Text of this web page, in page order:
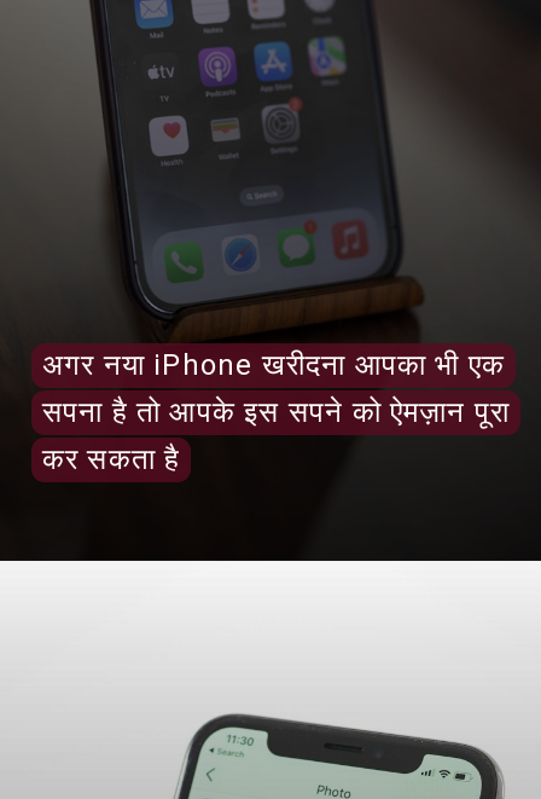
अगर नया iPhone खरीदना आपका भी एक
सपना है तो आपके इस सपने को ऐमज़ान पूरा
कर सकता है
अगर नया iPhone खरीदना आपका भी एक
सपना है तो आपके इस सपने को ऐमज़ान पूरा
कर सकता है